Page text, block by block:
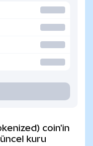
coin'in
kuru